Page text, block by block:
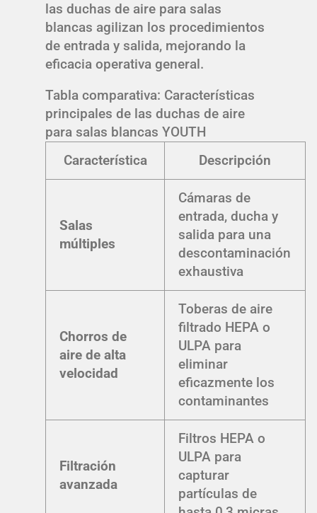
las duchas de aire para salas
blancas agilizan los procedimientos
de entrada y salida, mejorando la
eficacia operativa general.
Tabla comparativa: Características
principales de las duchas de aire
para salas blancas YOUTH
Característica
Descripción
Salas
múltiples
Cámaras de
entrada, ducha y
salida para una
descontaminación
exhaustiva
Chorros de
aire de alta
velocidad
Toberas de aire
filtrado HEPA o
ULPA para
eliminar
eficazmente los
contaminantes
Filtración
avanzada
Filtros HEPA o
ULPA para
capturar
partículas de